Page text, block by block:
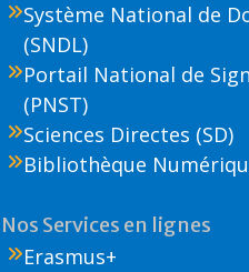
Système National de
(SNDL)
Portail National de
(PNST)
Sciences Directes (SD)
Bibliothèque
Nos Services en lignes
Erasmus+